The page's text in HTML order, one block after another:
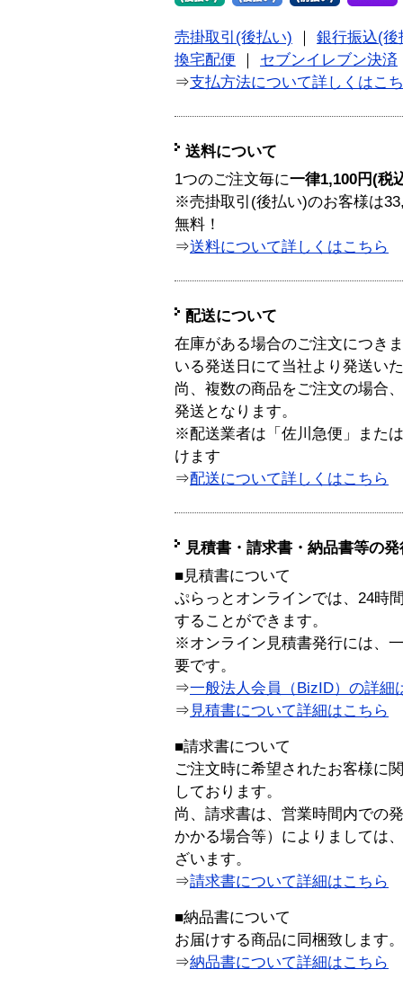
売掛取引(後払い)
銀行振込(後
換宅配便
セブンイレブン決済
⇒支払方法について詳しくはこ
送料について
1つのご注文毎に一律1,100円(税
※売掛取引(後払い)のお客様は
無料！
⇒送料について詳しくはこちら
配送について
在庫がある場合のご注文につき
いる発送日にて当社より発送い
尚、複数の商品をご注文の場合
発送となります。
※配送業者は「佐川急便」また
けます
⇒配送について詳しくはこちら
見積書・請求書・納品書等の
■見積書について
ぷらっとオンラインでは、24時
することができます。
※オンライン見積書発行には、
要です。
⇒一般法人会員（BizID）の詳細
⇒ 見積書について詳細はこちら
■請求書について
ご注文時に希望されたお客様に
しております。
尚、請求書は、営業時間内での
かかる場合等）によりましては
ざいます。
⇒請求書について詳細はこちら
■納品書について
お届けする商品に同梱致します。
⇒納品書について詳細はこちら